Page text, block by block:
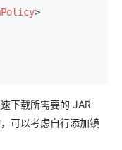
>
下载所需要的 JAR
可以考虑自行添加镜